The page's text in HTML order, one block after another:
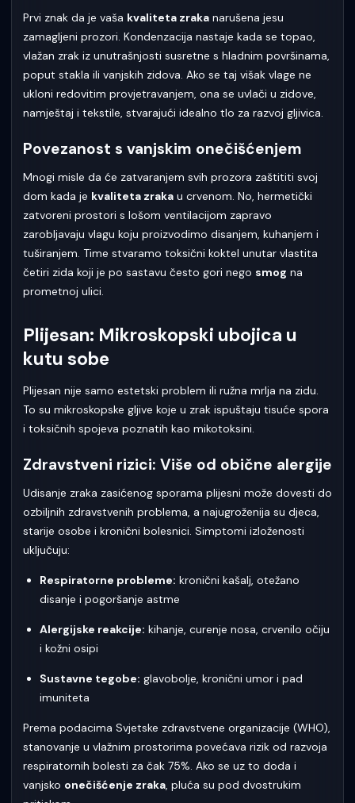
Prvi znak da je vaša kvaliteta zraka narušena jesu
zamagljeni prozori. Kondenzacija nastaje kada se topao,
vlažan zrak iz unutrašnjosti susretne s hladnim površinama,
poput stakla ili vanjskih zidova. Ako se taj višak vlage ne
ukloni redovitim provjetravanjem, ona se uvlači u zidove,
namještaj i tekstile, stvarajući idealno tlo za razvoj gljivica.
Povezanost s vanjskim onečišćenjem
Mnogi misle da će zatvaranjem svih prozora zaštititi svoj
dom kada je kvaliteta zraka u crvenom. No, hermetički
zatvoreni prostori s lošom ventilacijom zapravo
zarobljavaju vlagu koju proizvodimo disanjem, kuhanjem i
tuširanjem. Time stvaramo toksični koktel unutar vlastita
četiri zida koji je po sastavu često gori nego smog na
prometnoj ulici.
Plijesan: Mikroskopski ubojica u
kutu sobe
Plijesan nije samo estetski problem ili ružna mrlja na zidu.
To su mikroskopske gljive koje u zrak ispuštaju tisuće spora
i toksičnih spojeva poznatih kao mikotoksini.
Zdravstveni rizici: Više od obične alergije
Udisanje zraka zasićenog sporama plijesni može dovesti do
ozbiljnih zdravstvenih problema, a najugroženija su djeca,
starije osobe i kronični bolesnici. Simptomi izloženosti
uključuju:
Respiratorne probleme: kronični kašalj, otežano
disanje i pogoršanje astme
Alergijske reakcije: kihanje, curenje nosa, crvenilo očiju
i kožni osipi
Sustavne tegobe: glavobolje, kronični umor i pad
imuniteta
Prema podacima Svjetske zdravstvene organizacije (WHO),
stanovanje u vlažnim prostorima povećava rizik od razvoja
respiratornih bolesti za čak 75%. Ako se uz to doda i
vanjsko onečišćenje zraka, pluća su pod dvostrukim